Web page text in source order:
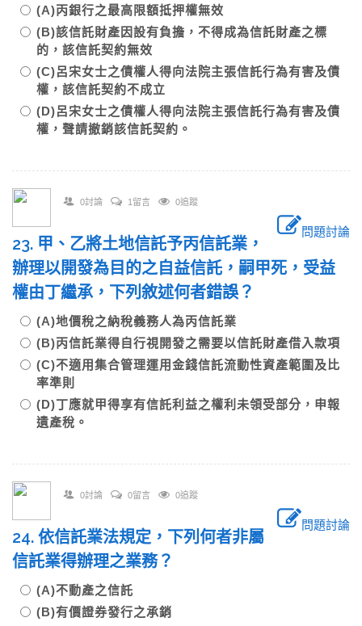
(A)丙銀行之最高限額抵押權無效
(B)該信託財產因設有負擔，不得成為信託財產之標
的，該信託契約無效
(C)呂宋女士之債權人得向法院主張信託行為有害及債
權，該信託契約不成立
(D)呂宋女士之債權人得向法院主張信託行為有害及債
權，聲請撤銷該信託契約。
0討論 1留言 0追蹤
問題討論
23. 甲、乙將土地信託予丙信託業，
辦理以開發為目的之自益信託，嗣甲死，受益
權由丁繼承，下列敘述何者錯誤？
(A)地價稅之納稅義務人為丙信託業
(B)丙信託業得自行視開發之需要以信託財產借入款項
(C)不適用集合管理運用金錢信託流動性資產範圍及比
率準則
(D)丁應就甲得享有信託利益之權利未領受部分，申報
遺產稅。
0討論 0留言 0追蹤
問題討論
24. 依信託業法規定，下列何者非屬
信託業得辦理之業務？
(A)不動產之信託
(B)有價證券發行之承銷